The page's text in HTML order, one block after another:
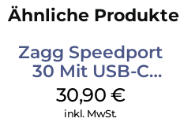
Ähnliche Produkte
Zagg Speedport
30 Mit USB-C
Kabel Weiß
30,90 €
inkl. MwSt.